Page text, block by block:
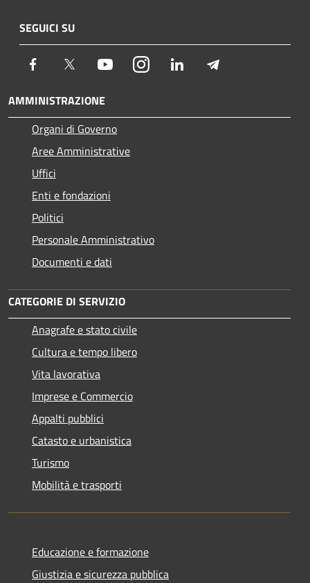
SEGUICI SU
Facebook Twitter YoutubeInstagram LinkedIn
AMMINISTRAZIONE
Organi di Governo
Aree Amministrative
Uffici
Enti e fondazioni
Politici
Personale Amministrativo
Documenti e dati
CATEGORIE DI SERVIZIO
Anagrafe e stato civile
Cultura e tempo libero
Vita lavorativa
Imprese e Commercio
Appalti pubblici
Catasto e urbanistica
Turismo
Mobilità e trasporti
Educazione e formazione
Giustizia e sicurezza pubblica